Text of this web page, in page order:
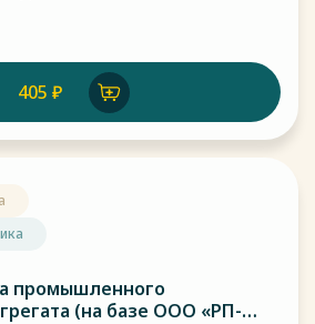
помещениях, а также
наружного воздуха.
405 ₽
промышленного
(на базе ООО «РП-